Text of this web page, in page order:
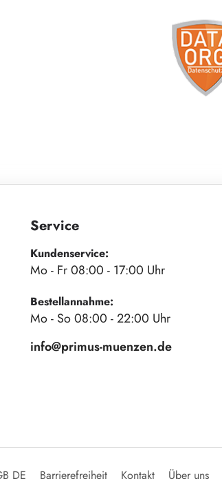
Service
Kundenservice:
Mo - Fr 08:00 - 17:00 Uhr
Bestellannahme:
Mo - So 08:00 - 22:00 Uhr
info@primus-muenzen.de
DE Barrierefreiheit Kontakt Über uns